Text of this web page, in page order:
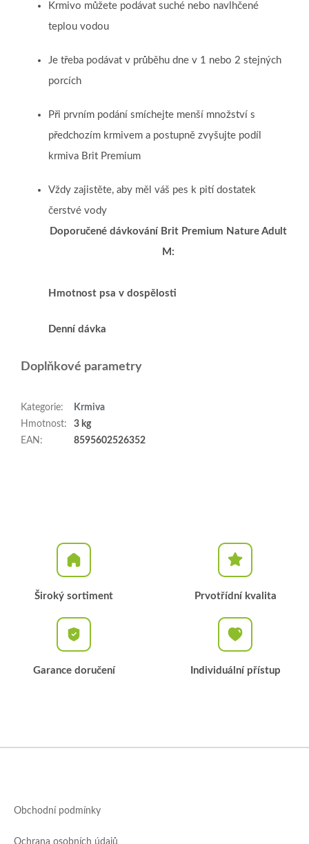
Krmivo můžete podávat suché nebo navlhčené
teplou vodou
Je třeba podávat v průběhu dne v 1 nebo 2 stejných
porcích
Při prvním podání smíchejte menší množství s
předchozím krmivem a postupně zvyšujte podíl
krmiva Brit Premium
Vždy zajistěte, aby měl váš pes k pití dostatek
čerstvé vody
Doporučené dávkování Brit Premium Nature Adult
M:
Hmotnost psa v dospělosti
Denní dávka
Doplňkové parametry
Kategorie:
Krmiva
Hmotnost:
3 kg
EAN : 8595602526352
Široký sortiment Prvotřídní kvalita
Garance doručení Individuální přístup
Obchodní podmínky